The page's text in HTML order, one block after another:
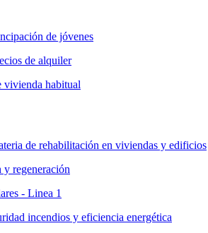
de jóvenes
de alquiler
vivienda habitual
de rehabilitación en viviendas y edificios
regeneración
- Linea 1
incendios y eficiencia energética